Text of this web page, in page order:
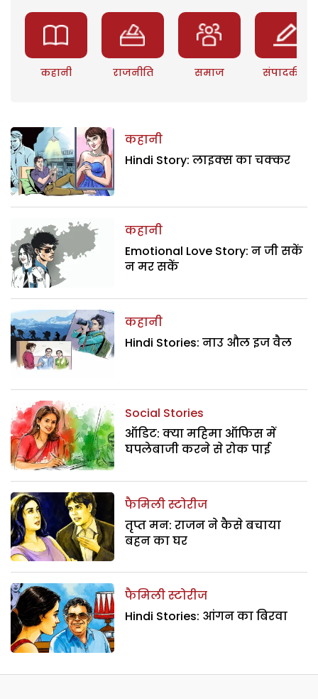
कहानी राजनीति समाज संपादकीय
कहानी
Hindi Story: लाइक्स का चक्कर
कहानी
Emotional Love Story: न जी सकें
न मर सकें
कहानी
Hindi Stories: नाउ औल इज वैल
Social Stories
ऑडिट: क्या महिमा ऑफिस में
घपलेबाजी करने से रोक पाई
फैमिली स्टोरीज
तृप्त मन: राजन ने कैसे बचाया
बहन का घर
फैमिली स्टोरीज
Hindi Stories: आंगन का बिरवा